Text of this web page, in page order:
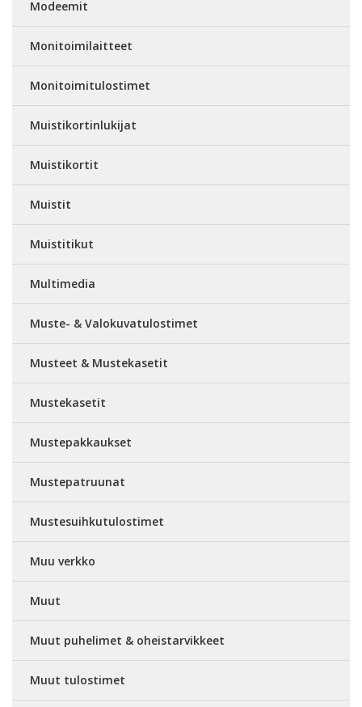
Modeemit
Monitoimilaitteet
Monitoimitulostimet
Muistikortinlukijat
Muistikortit
Muistit
Muistitikut
Multimedia
Muste- & Valokuvatulostimet
Musteet & Mustekasetit
Mustekasetit
Mustepakkaukset
Mustepatruunat
Mustesuihkutulostimet
Muu verkko
Muut
Muut puhelimet & oheistarvikkeet
Muut tulostimet